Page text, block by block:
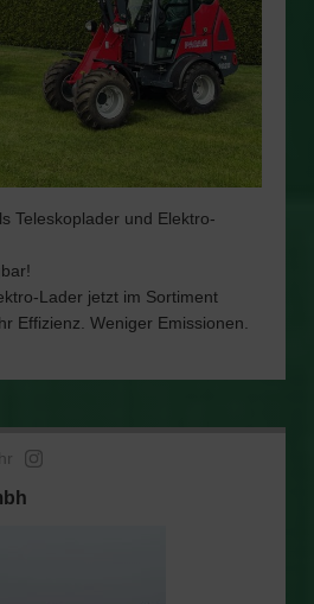
Teleskoplader und Elektro-
Lader jetzt im Sortiment
Effizienz. Weniger Emissionen.